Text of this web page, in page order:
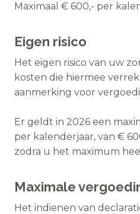
Maximaal € 600,- per
Eigen risico
Het eigen risico van uw
kosten die hiermee
aanmerking voor
Er geldt in 2026 een
per kalenderjaar, van €
zodra u het maximum
Maximale
Het indienen van